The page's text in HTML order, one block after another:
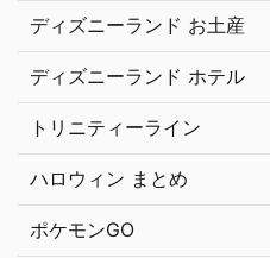
ディズニーランド お土産
ディズニーランド ホテル
トリニティーライン
ハロウィン まとめ
ポケモンGO